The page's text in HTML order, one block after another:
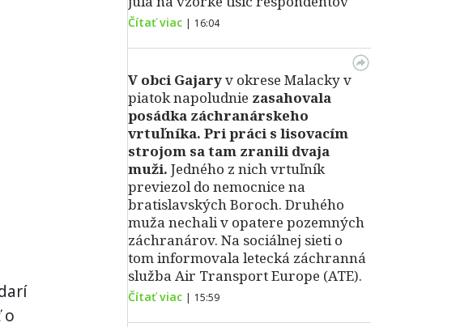
o
Čítať viac | 16:04
V obci Gajaryv okrese Malacky v
piatok napoludnie zasahovala
posádka záchranárskeho
vrtuľníka. Pri práci s lisovacím
strojom sa tam zranili dvaja
muži. Jedného z nich vrtuľník
previezol do nemocnice na
bratislavských Boroch. Druhého
muža nechali v opatere pozemných
záchranárov. Na sociálnej sieti o
tom informovala letecká záchranná
služba Air Transport Europe (ATE).
Čítať viac | 15:59